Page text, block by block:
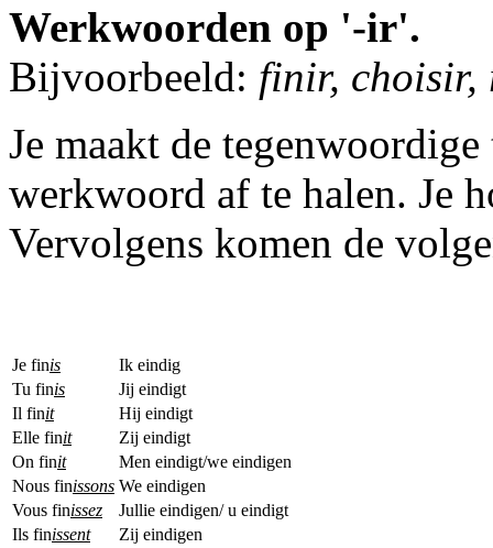
Werkwoorden op '-ir'.
Bijvoorbeeld: finir, choisir,
Je maakt de
werkwoord af te halen. Je
Vervolgens komen de
Je finis
Ik eindig
Tu finis
Jij eindigt
Il finit
Hij eindigt
Elle finit
Zij eindigt
On finit
Men eindigt/we eindigen
Nous finissons We eindigen
Vous finissez
Jullie eindigen/ u eindigt
Ils finissent
Zij eindigen